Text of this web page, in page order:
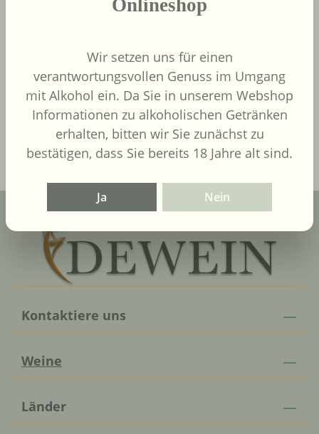
Regulärer Preis:
9,00 €
Liter)UVP 9,90 €
In den Warenkorb
Kontaktiere uns
Weine
Länder
Onlineshop
Wir setzen uns für einen
verantwortungsvollen Genuss im Umgang
mit Alkohol ein. Da Sie in unserem Webshop
Informationen zu alkoholischen Getränken
erhalten, bitten wir Sie zunächst zu
bestätigen, dass Sie bereits 18 Jahre alt sind.
Ja Nein